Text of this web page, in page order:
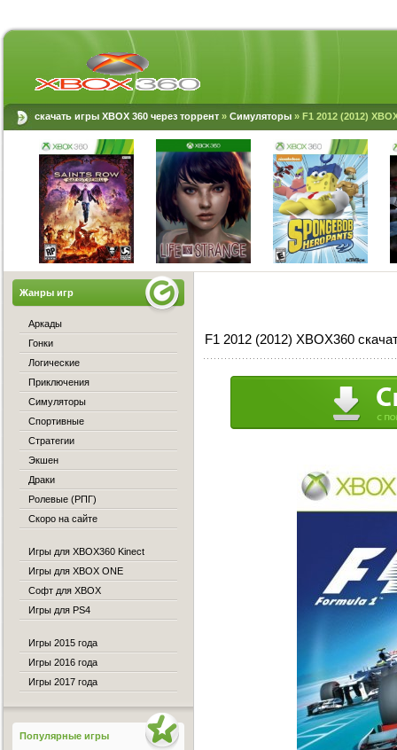
скачать игры XBOX 360 через торрент » Симуляторы » F1 2012 (2012)
F1 2012 (2012) XBOX360
Жанры игр
Аркады
Гонки
Логические
Приключения
Симуляторы
Спортивные
Стратегии
Экшен
Драки
Ролевые (РПГ)
Скоро на сайте
Игры для XBOX360 Kinect
Игры для XBOX ONE
Софт для XBOX
Игры для PS4
Игры 2015 года
Игры 2016 года
Игры 2017 года
Популярные игры